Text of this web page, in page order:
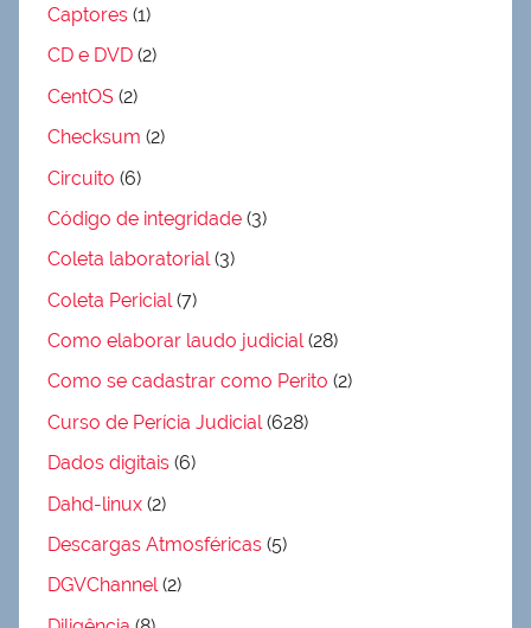
Captores (1)
CD e DVD (2)
CentOS (2)
Checksum (2)
Circuito (6)
Código de integridade (3)
Coleta laboratorial(3)
Coleta Pericial (7)
Como elaborar laudo judicial(28)
Como se cadastrar como Perito (2)
Curso de Perícia Judicial(628)
Dados digitais (6)
Dahd-linux (2)
Descargas Atmosféricas (5)
DGVChannel(2)